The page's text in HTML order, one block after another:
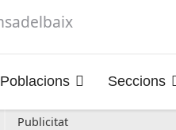
Poblacions Seccions
Publicitat